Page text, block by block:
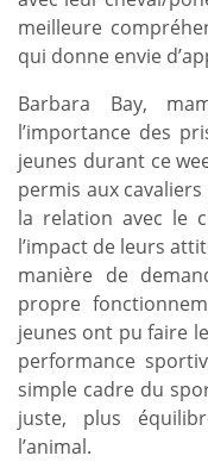
meilleure
qui donne envie
Barbara Bay,
l’importance des
jeunes durant ce
permis aux
la relation avec le
l’impact de leurs
manière de
propre
jeunes ont pu faire
performance
simple cadre du
juste, plus
l’animal.